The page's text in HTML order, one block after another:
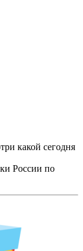
какой сегодня
России по